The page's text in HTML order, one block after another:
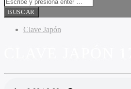
Clave Japón